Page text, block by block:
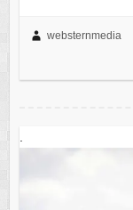
websternmedia
.